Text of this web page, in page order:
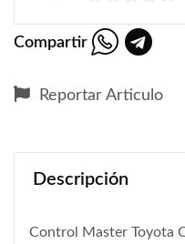
Compartir
Reportar Articulo
Descripción
Control Master Toyota